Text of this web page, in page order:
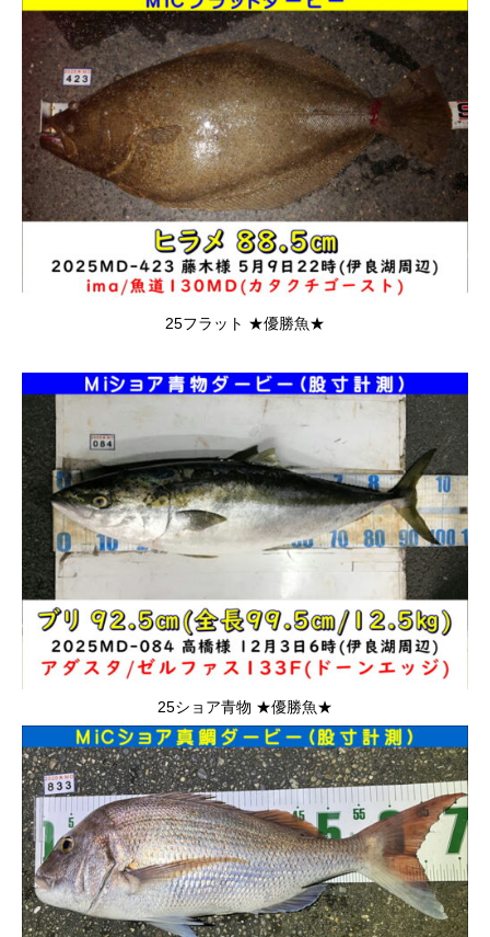
25フラット ★優勝魚★
25ショア青物 ★優勝魚★